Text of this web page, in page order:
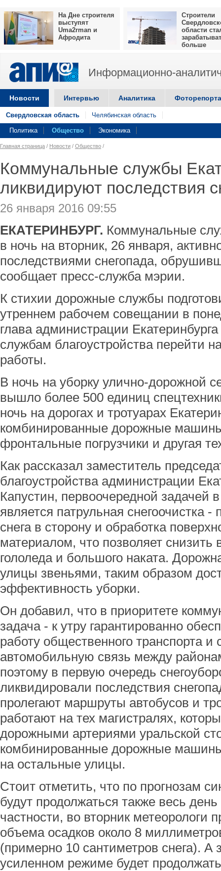
На Дне строителя
выступят
Uma2rman и
Афродита
Строители
области
больше
Информационно-
Новости Интервью Аналитика
Свердловская область Челябинская область
Политика Общество Экономика
Главная страница / Новости / Общество /
Коммунальные службы
ликвидируют последствия
26 января 2016 09:55
ЕКАТЕРИНБУРГ. Коммунальные
в ночь на вторник, 26 января,
последствиями снегопада,
сообщает пресс-служба мэрии.
К стихии дорожные службы
утреннем рабочем совещании в
глава администрации
службам благоустройства перейти
работы.
В ночь на уборку улично-дорожной
вышло более 500 единиц
ночь на дорогах и тротуарах
комбинированные дорожные
фронтальные погрузчики и другая
Как рассказал заместитель
благоустройства администрации
Капустин, первоочередной задачей
является патрульная снегоочистка
снега в сторону и обработка
материалом, что позволяет снизить
гололеда и большого наката.
улицы звеньями, таким образом
эффективность уборки.
Он добавил, что в приоритете
задача - к утру гарантированно
работу общественного транспорта и
автомобильную связь между
поэтому в первую очередь
ликвидировали последствия
пролегают маршруты автобусов и
работают на тех магистралях,
дорожными артериями уральской
комбинированные дорожные
на остальные улицы.
Стоит отметить, что по прогнозам
будут продолжаться также весь
частности, во вторник метеорологи
объема осадков около 8
(примерно 10 сантиметров снега). А
усиленном режиме будет